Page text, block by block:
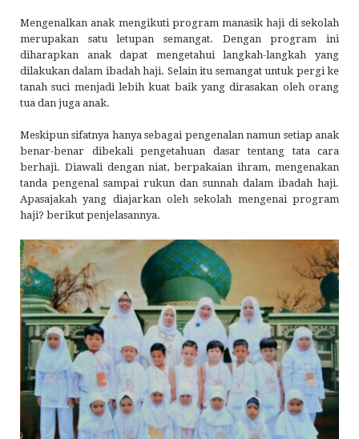
Mengenalkan anak mengikuti program manasik haji di sekolah
merupakan satu letupan semangat. Dengan program ini
diharapkan anak dapat mengetahui langkah-langkah yang
dilakukan dalam ibadah haji. Selain itu semangat untuk pergi ke
tanah suci menjadi lebih kuat baik yang dirasakan oleh orang
tua dan juga anak.
Meskipun sifatnya hanya sebagai pengenalan namun setiap anak
benar-benar dibekali pengetahuan dasar tentang tata cara
berhaji. Diawali dengan niat, berpakaian ihram, mengenakan
tanda pengenal sampai rukun dan sunnah dalam ibadah haji.
Apasajakah yang diajarkan oleh sekolah mengenai program
haji? berikut penjelasannya.